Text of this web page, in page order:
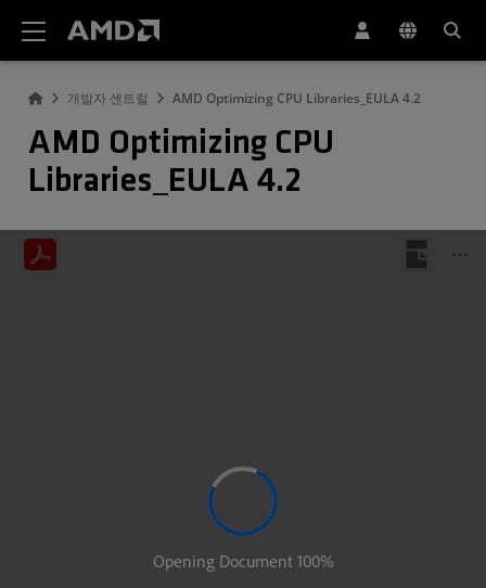
개발자 센트럴 AMD Optimizing CPU Libraries_EULA 4.2
AMD Optimizing CPU
Libraries_EULA 4.2